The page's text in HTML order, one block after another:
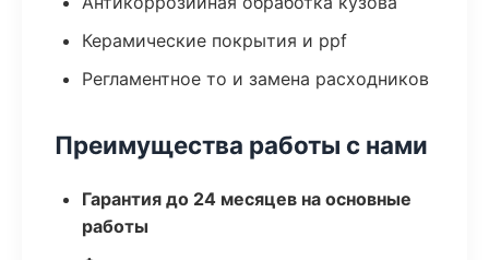
Керамические покрытия и ppf
Регламентное то и замена расходников
Преимущества работы с нами
Гарантия до 24 месяцев на основные
работы